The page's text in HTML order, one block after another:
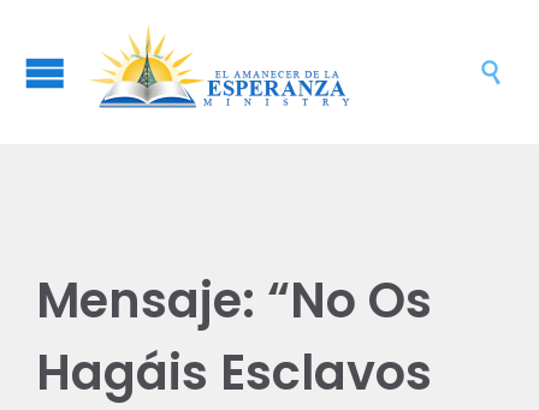

Mensaje: “No Os
Hagáis Esclavos